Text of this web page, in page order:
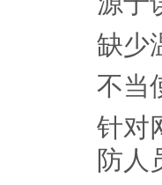
缺少
不当
针对
防人